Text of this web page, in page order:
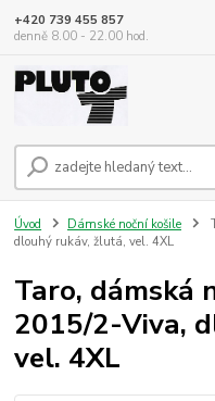
+420 739 455 857
denně 8.00 - 22.00 hod.
Úvod Dámské noční košile
dlouhý rukáv, žlutá, vel. 4XL
Taro, dámská
2015/2-Viva,
vel. 4XL